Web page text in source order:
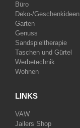
Büro
Deko-/Geschenkideen
Garten
Genuss
Sandspieltherapie
Taschen und Gürtel
Werbetechnik
Wohnen
LINKS
VAW
Jailers Shop